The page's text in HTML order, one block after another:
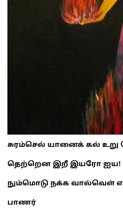
சுரம்செல் யானைக் கல் உறு
தெற்றென இறீ இயரோ ஐய!
நும்மொடு நக்க வால்வெள்
பாணர்